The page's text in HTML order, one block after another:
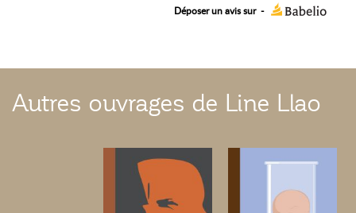
Déposer un avis sur -
Autres ouvrages de Line Llao